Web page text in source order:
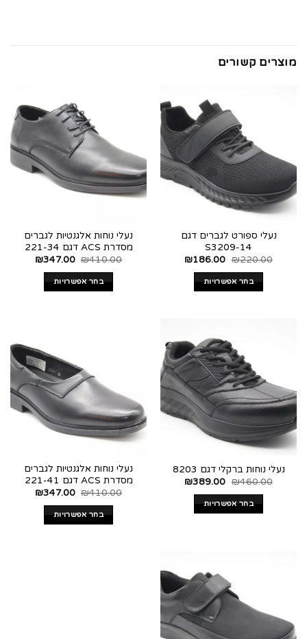
מוצרים קשורים
נעלי ספורט לגברים דגם
S3209-14
₪220.00
₪186.00
בחר אפשרויות
נעלי נוחות אלגנטיות לגברים
מסדרת ACS דגם 221-34
₪410.00
₪347.00
בחר אפשרויות
נעלי נוחות ברקלי דגם 8203
₪460.00
₪389.00
בחר אפשרויות
נעלי נוחות אלגנטיות לגברים
מסדרת ACS דגם 221-41
₪410.00
₪347.00
בחר אפשרויות